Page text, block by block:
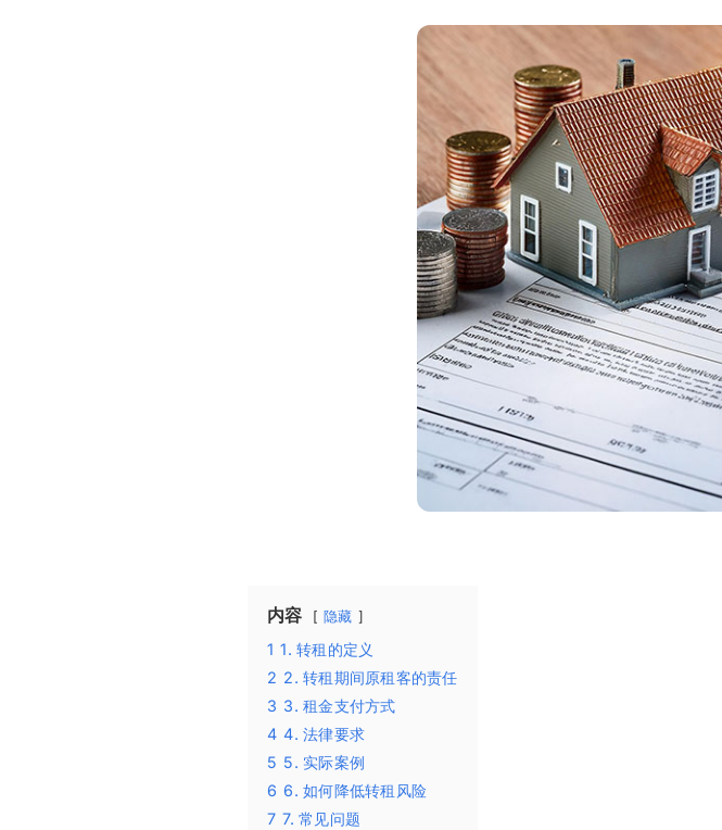
内容 隐藏
1 1. 转租的定义
2 2. 转租期间原租客的责任
3 3. 租金支付方式
4 4. 法律要求
5 5. 实际案例
6 6. 如何降低转租风险
7 7. 常见问题